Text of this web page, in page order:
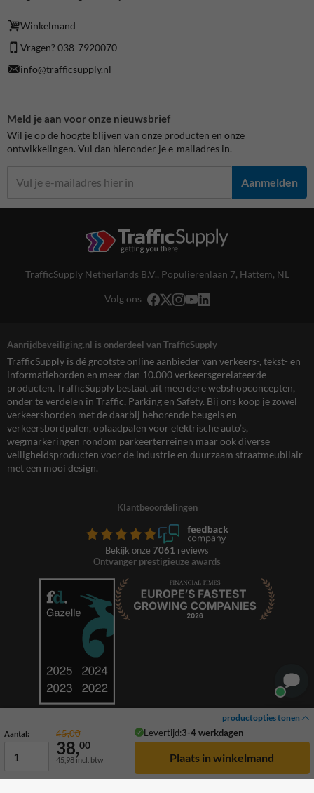
productopties tonen
Aantal: 45,00 Levertijd:3-4 werkdagen
38,00
45,98 incl. btw
Winkelmand
Vragen? 038-7920070
info@trafficsupply.nl
Meld je aan voor onze nieuwsbrief
Wil je op de hoogte blijven van onze producten en onze
ontwikkelingen. Vul dan hieronder je e-mailadres in.
Aanmelden
TrafficSupply Netherlands B.V., Populierenlaan 7, Hattem, NL
Volg ons
Aanrijdbeveiliging.nl is onderdeel van TrafficSupply
TrafficSupply is dé grootste online aanbieder van verkeers-, tekst- en
informatieborden en meer dan 10.000 verkeersgerelateerde
producten. TrafficSupply bestaat uit meerdere webshopconcepten,
onder te verdelen in Traffic, Parking en Safety. Bij ons koop je zowel
verkeersborden met de daarbij behorende beugels en
verkeersbordpalen, oplaadpalen voor elektrische auto’s,
wegmarkeringen rondom parkeerterreinen maar ook diverse
veiligheidsproducten voor de industrie en duurzaam straatmeubilair
met een mooi design.
Klantbeoordelingen
Bekijk onze 7061 reviews
Ontvanger prestigieuze awards
© 2026 TrafficSupply. Alle rechten voorbehouden.